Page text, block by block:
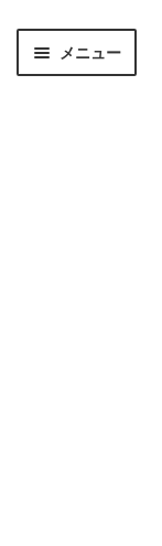
メニュー